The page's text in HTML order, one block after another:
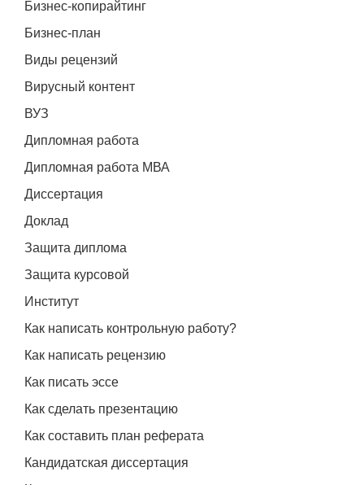
Бизнес-копирайтинг
Бизнес-план
Виды рецензий
Вирусный контент
ВУЗ
Дипломная работа
Дипломная работа МВА
Диссертация
Доклад
Защита диплома
Защита курсовой
Институт
Как написать контрольную работу?
Как написать рецензию
Как писать эссе
Как сделать презентацию
Как составить план реферата
Кандидатская диссертация